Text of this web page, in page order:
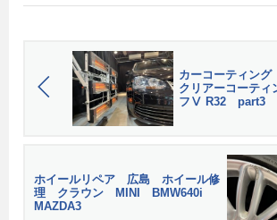
カーコーティン
クリアーコーテ
フⅤ R32 part3
ホイールリペア 広島 ホイール修
理 クラウン MINI BMW640i
MAZDA3